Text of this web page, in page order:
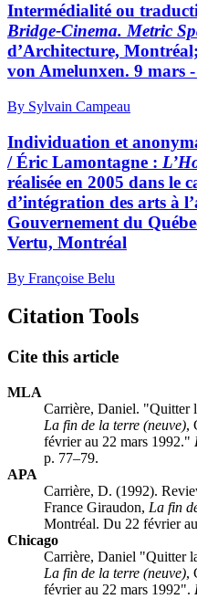
Intermédialité ou
Bridge-Cinema. Metric
d’Architecture,
von Amelunxen. 9 mars
By Sylvain Campeau
Individuation et
/ Éric Lamontagne :
réalisée en 2005 dans le
d’intégration des arts à
Gouvernement du
Vertu, Montréal
By Françoise Belu
Citation Tools
Cite this article
MLA
Carrière, Daniel. "Quitter
La fin de la terre (neuve),
février au 22 mars 1992."
p. 77–79.
APA
Carrière, D. (1992).
France Giraudon, La fin
Montréal. Du 22 février
Chicago
Carrière, Daniel "Quitter
La fin de la terre (neuve),
février au 22 mars 1992".